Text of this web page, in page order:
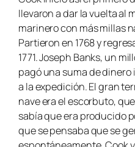
llevaron a dar la vuelta al
marinero con más millas
Partieron en 1768 y
1771. Joseph Banks, un
pagó una suma de
a la expedición. El gran
nave era el escorbuto,
sabía que era producido
que se pensaba que se